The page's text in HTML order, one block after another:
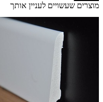
מוצרים שעשויים לעניין אותך